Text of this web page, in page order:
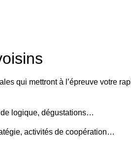
qui mettront à l’épreuve votre
logique, dégustations…
activités de coopération…